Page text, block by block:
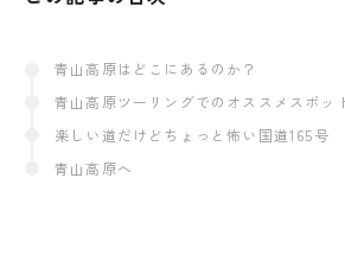
青山高原はどこにあるのか？
青山高原ツーリングでのオススメスポッ
楽しい道だけどちょっと怖い国道165号
青山高原へ